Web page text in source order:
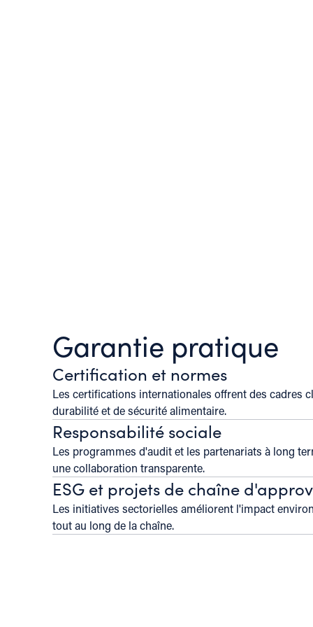
Garantie pratique
Certification et normes
Les certifications internationales offrent des cadres
durabilité et de sécurité alimentaire.
Responsabilité sociale
Les programmes d'audit et les partenariats à long
une collaboration transparente.
ESG et projets de chaîne
Les initiatives sectorielles améliorent l'impact
tout au long de la chaîne.